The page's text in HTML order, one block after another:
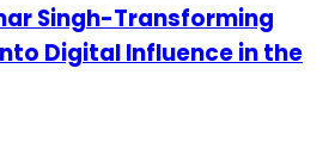
Singh-Transforming
Digital Influence in the